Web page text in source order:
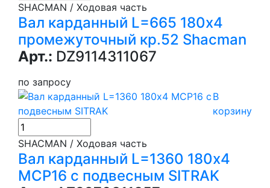
SHACMAN / Ходовая часть
Вал карданный L=665 180х4
промежуточный кр.52 Shacman
Арт.: DZ9114311067
по запросу
В
корзину
SHACMAN / Ходовая часть
Вал карданный L=1360 180х4
MCP16 с подвесным SITRAK